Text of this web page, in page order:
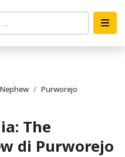
Purworejo
The
di Purworejo